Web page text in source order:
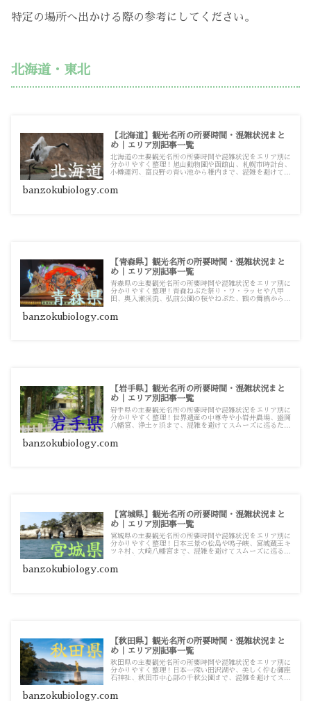
特定の場所へ出かける際の参考にしてください。
北海道・東北
【北海道】観光名所の所要時間・混雑状況まと
め｜エリア別記事一覧
北海道の主要観光名所の所要時間や混雑状況をエリア別に
分かりやすく整理！旭山動物園や函館山、札幌市時計台、
小樽運河、富良野の青い池から稚内まで、混雑を避けてス
す。
banzokubiology.com
【青森県】観光名所の所要時間・混雑状況まと
め｜エリア別記事一覧
青森県の主要観光名所の所要時間や混雑状況をエリア別に
分かりやすく整理！青森ねぶた祭り・ワ・ラッセや八甲
田、奥入瀬渓流、弘前公園の桜やねぷた、鶴の舞橋から青
かけ攻略ガイド記事一覧です。
banzokubiology.com
【岩手県】観光名所の所要時間・混雑状況まと
め｜エリア別記事一覧
岩手県の主要観光名所の所要時間や混雑状況をエリア別に
分かりやすく整理！世界遺産の中尊寺や小岩井農場、盛岡
八幡宮、浄土ヶ浜まで、混雑を避けてスムーズに巡るため
banzokubiology.com
【宮城県】観光名所の所要時間・混雑状況まと
め｜エリア別記事一覧
宮城県の主要観光名所の所要時間や混雑状況をエリア別に
分かりやすく整理！日本三景の松島や鳴子峡、宮城蔵王キ
ツネ村、大崎八幡宮まで、混雑を避けてスムーズに巡るた
banzokubiology.com
【秋田県】観光名所の所要時間・混雑状況まと
め｜エリア別記事一覧
秋田県の主要観光名所の所要時間や混雑状況をエリア別に
分かりやすく整理！日本一深い田沢湖や、美しく佇む御座
石神社、秋田市中心部の千秋公園まで、混雑を避けてスム
す。
banzokubiology.com